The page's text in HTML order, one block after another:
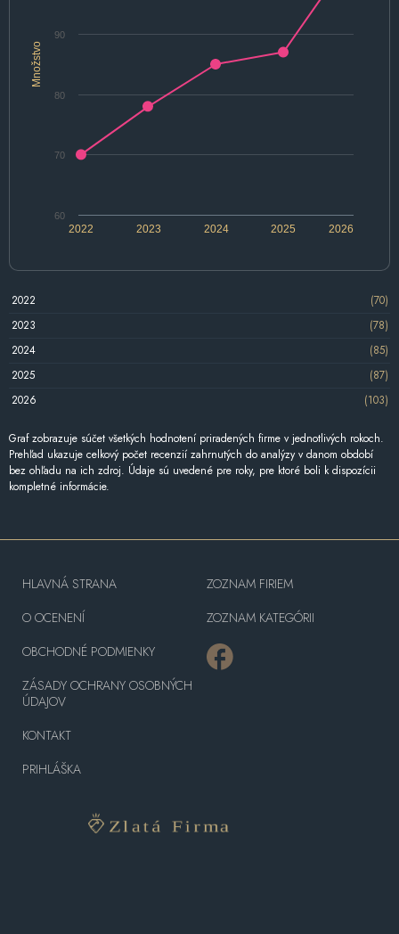
Množstvo
2022 2024 2026
2023 2025
60
70
80
90
2022
(70)
2023
(78)
2024
(85)
2025
(87)
2026
(103)
Graf zobrazuje súčet všetkých hodnotení priradených firme v jednotlivých rokoch.
Prehľad ukazuje celkový počet recenzií zahrnutých do analýzy v danom období
bez ohľadu na ich zdroj. Údaje sú uvedené pre roky, pre ktoré boli k dispozícii
kompletné informácie.
HLAVNÁ STRANA
O OCENENÍ
OBCHODNÉ PODMIENKY
ZÁSADY OCHRANY OSOBNÝCH
ÚDAJOV
KONTAKT
PRIHLÁŠKA
ZOZNAM FIRIEM
ZOZNAM KATEGÓRII